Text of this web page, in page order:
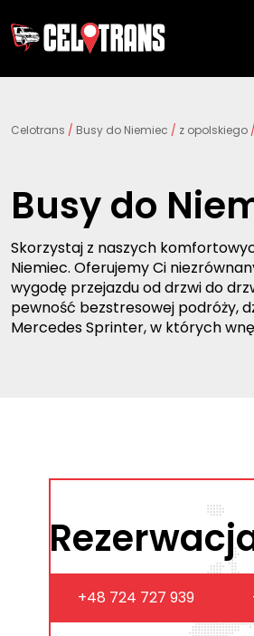
Celotrans / Busy do Niemiec / z opolskiego /
Busy do
Skorzystaj z naszych
Niemiec. Oferujemy Ci
wygodę przejazdu od drzwi do
pewność bezstresowej podróży,
Mercedes Sprinter, w których
+48 724 727 939